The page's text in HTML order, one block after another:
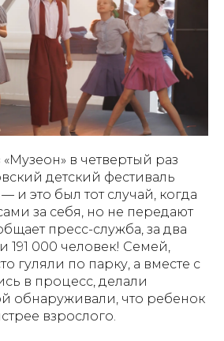
«Музеон» в четвертый раз
детский фестиваль
и это был тот случай, когда
за себя, но не передают
пресс-служба, за два
000 человек! Семей,
гуляли по парку, а вместе с
в процесс, делали
обнаруживали, что ребенок
взрослого.